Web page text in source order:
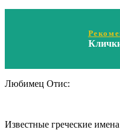
Любимец Отис:
Известные греческие